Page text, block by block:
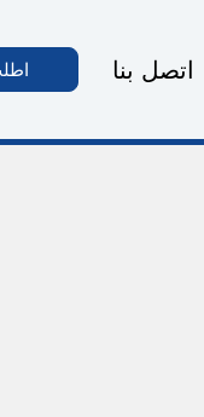
اتصل بنا